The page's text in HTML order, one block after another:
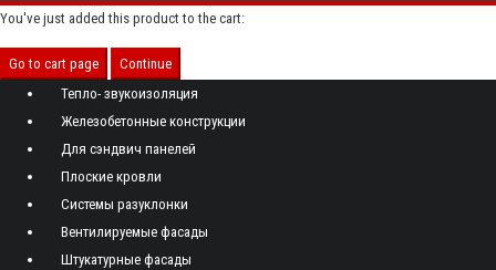
You've just added this product to the cart:
Go to cart page
Continue
Тепло- звукоизоляция
Железобетонные конструкции
Для сэндвич панелей
Плоские кровли
Системы разуклонки
Вентилируемые фасады
Штукатурные фасады